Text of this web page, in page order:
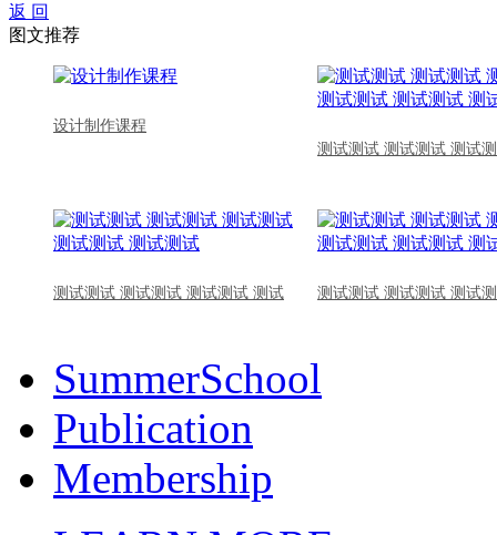
返 回
图文推荐
设计制作课程
测试测试 测试测试 测试
测试测试 测试测试 测试测试 测试 测试测试 测试测试 测试
SummerSchool
Publication
Membership